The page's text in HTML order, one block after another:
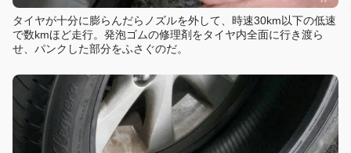
タイヤが十分に膨らんだらノズルを外して、時速30km以下の低速
で数kmほど走行。発泡ゴムの修理剤をタイヤ内全面に行き渡ら
せ、パンクした部分をふさぐのだ。